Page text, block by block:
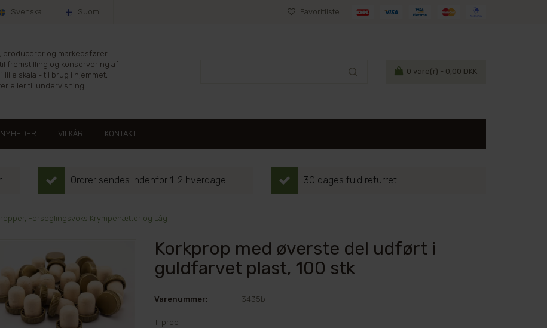
Svenska Suomi Favoritliste
producerer og markedsfører
fremstilling og konservering af
lille skala - til brug i hjemmet,
eller til undervisning.
0 vare(r) - 0,00 DKK
NYHEDER VILKÅR KONTAKT
Ordrer sendes indenfor 1-2 hverdage 30 dages fuld returret
Forseglingsvoks Krympehætter og Låg
Korkprop med øverste del udført i
guldfarvet plast, 100 stk
Varenummer: 3435b
T-prop